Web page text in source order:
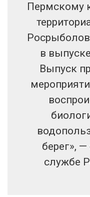
Пермскому
в
Выпуск
берег»,
службе